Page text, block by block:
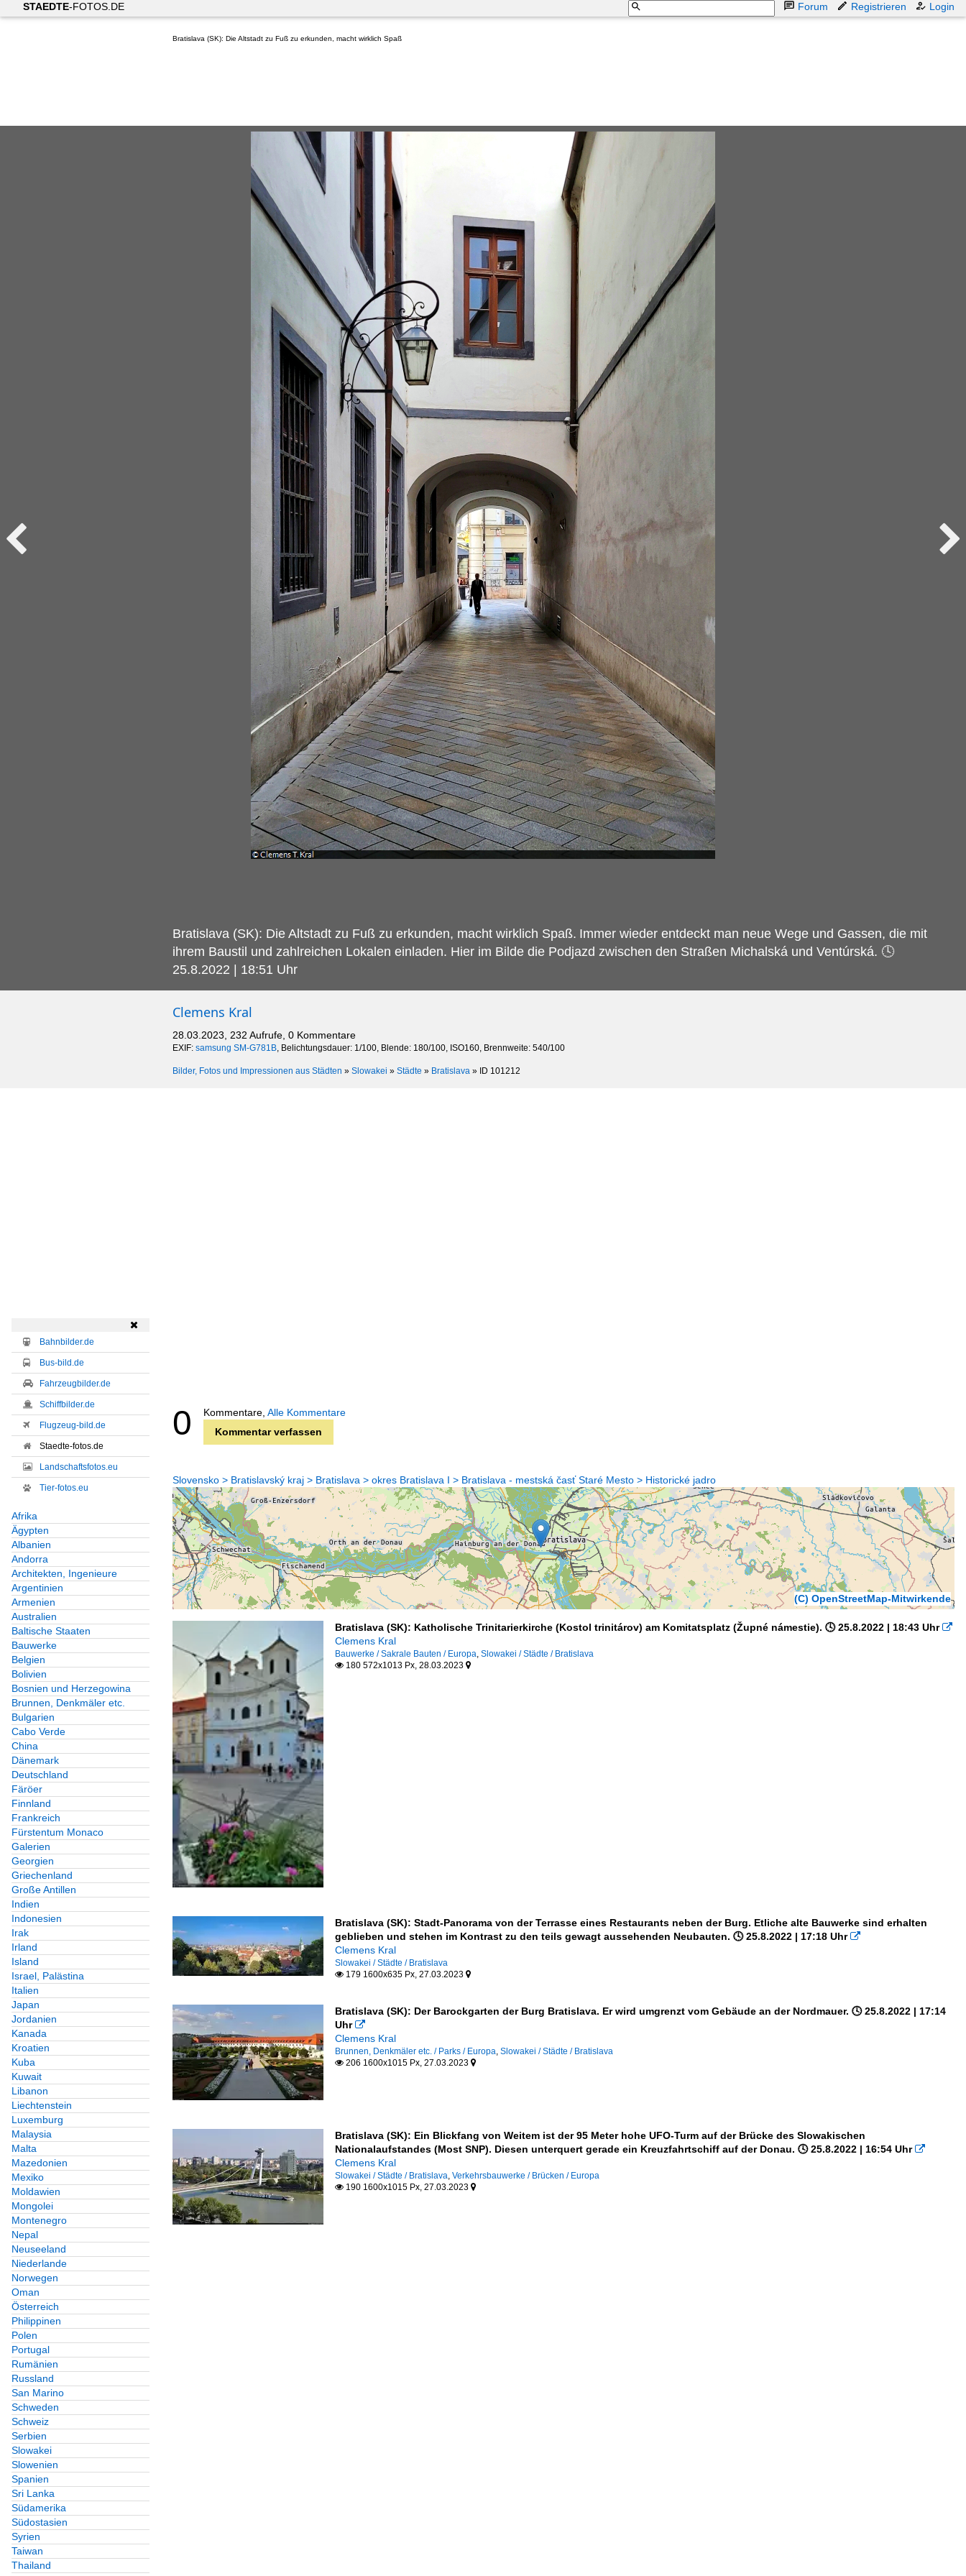
STAEDTE-FOTOS.DE Forum Registrieren Login
Bratislava (SK): Die Altstadt zu Fuß zu erkunden, macht wirklich Spaß
Bratislava (SK): Die Altstadt zu Fuß zu erkunden, macht wirklich Spaß. Immer wieder entdeckt man neue Wege und Gassen, die mit
ihrem Baustil und zahlreichen Lokalen einladen. Hier im Bilde die Podjazd zwischen den Straßen Michalská und Ventúrská. 🕓
25.8.2022 | 18:51 Uhr
Clemens Kral
28.03.2023, 232 Aufrufe, 0 Kommentare
EXIF: samsung SM-G781B, Belichtungsdauer: 1/100, Blende: 180/100, ISO160, Brennweite: 540/100
Bilder, Fotos und Impressionen aus Städten » Slowakei » Städte » Bratislava » ID 101212

Bahnbilder.de
Bus-bild.de
Fahrzeugbilder.de
Schiffbilder.de
Flugzeug-bild.de
Staedte-fotos.de
Landschaftsfotos.eu
Tier-fotos.eu
Afrika
Ägypten
Albanien
Andorra
Architekten, Ingenieure
Argentinien
Armenien
Australien
Baltische Staaten
Bauwerke
Belgien
Bolivien
Bosnien und Herzegowina
Brunnen, Denkmäler etc.
Bulgarien
Cabo Verde
China
Dänemark
Deutschland
Färöer
Finnland
Frankreich
Fürstentum Monaco
Galerien
Georgien
Griechenland
Große Antillen
Indien
Indonesien
Irak
Irland
Island
Israel, Palästina
Italien
Japan
Jordanien
Kanada
Kroatien
Kuba
Kuwait
Libanon
Liechtenstein
Luxemburg
Malaysia
Malta
Mazedonien
Mexiko
Moldawien
Mongolei
Montenegro
Nepal
Neuseeland
Niederlande
Norwegen
Oman
Österreich
Philippinen
Polen
Portugal
Rumänien
Russland
San Marino
Schweden
Schweiz
Serbien
Slowakei
Slowenien
Spanien
Sri Lanka
Südamerika
Südostasien
Syrien
Taiwan
Thailand
0 Kommentare, Alle Kommentare
Kommentar verfassen
Slovensko > Bratislavský kraj > Bratislava > okres Bratislava I > Bratislava - mestská časť Staré Mesto > Historické jadro
(C) OpenStreetMap-Mitwirkende
Bratislava (SK): Katholische Trinitarierkirche (Kostol trinitárov) am Komitatsplatz (Župné námestie). 🕓 25.8.2022 | 18:43 Uhr 
Clemens Kral
Bauwerke / Sakrale Bauten / Europa, Slowakei / Städte / Bratislava
180 572x1013 Px, 28.03.2023 
Bratislava (SK): Stadt-Panorama von der Terrasse eines Restaurants neben der Burg. Etliche alte Bauwerke sind erhalten
geblieben und stehen im Kontrast zu den teils gewagt aussehenden Neubauten. 🕓 25.8.2022 | 17:18 Uhr 
Clemens Kral
Slowakei / Städte / Bratislava
179 1600x635 Px, 27.03.2023 
Bratislava (SK): Der Barockgarten der Burg Bratislava. Er wird umgrenzt vom Gebäude an der Nordmauer. 🕓 25.8.2022 | 17:14
Uhr 
Clemens Kral
Brunnen, Denkmäler etc. / Parks / Europa Slowakei / Städte / Bratislava
206 1600x1015 Px, 27.03.2023 
Bratislava (SK): Ein Blickfang von Weitem ist der 95 Meter hohe UFO-Turm auf der Brücke des Slowakischen
Nationalaufstandes (Most SNP). Diesen unterquert gerade ein Kreuzfahrtschiff auf der Donau. 🕓 25.8.2022 | 16:54 Uhr 
Clemens Kral
Slowakei / Städte / Bratislava Verkehrsbauwerke / Brücken / Europa
190 1600x1015 Px, 27.03.2023 